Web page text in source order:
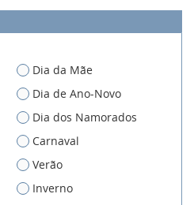
Dia da Mãe
Dia de Ano-Novo
Dia dos Namorados
Carnaval
Verão
Inverno